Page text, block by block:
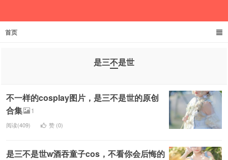
首页
是三不是世
不一样的cosplay图片，是三不是世的原创
合集
1
阅读(409) 赞 (0)
是三不是世w酒吞童子cos，不看你会后悔的